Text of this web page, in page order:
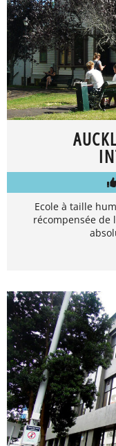
Ecole à taille
récompensée de